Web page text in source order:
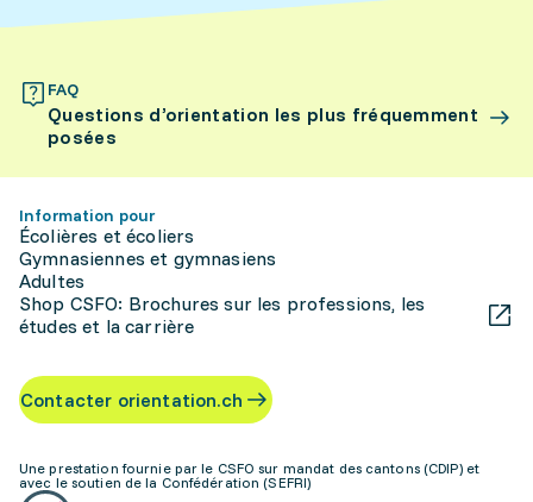
FAQ
Questions d’orientation les plus fréquemment
posées
Information pour
Écolières et écoliers
Gymnasiennes et gymnasiens
Adultes
Shop CSFO: Brochures sur les professions, les
études et la carrière
Contacter orientation.ch
Une prestation fournie par le CSFO sur mandat des cantons (CDIP) et
avec le soutien de la Confédération (SEFRI)